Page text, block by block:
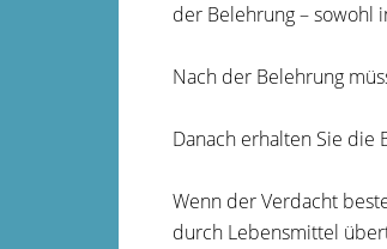
der Belehrung – sowohl
Nach der Belehrung
Danach erhalten Sie die
Wenn der Verdacht
durch Lebensmittel